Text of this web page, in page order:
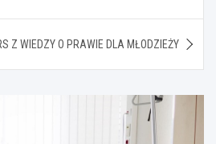
Z WIEDZY O PRAWIE DLA MŁODZIEŻY